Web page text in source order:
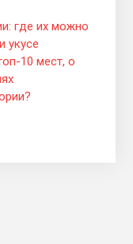
где их можно
укусе
10 мест, о